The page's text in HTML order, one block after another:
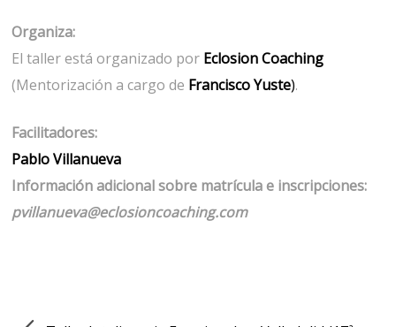
Organiza:
El taller está organizado por Eclosion Coaching
(Mentorización a cargo de Francisco Yuste).
Facilitadores:
Pablo Villanueva
Información adicional sobre matrícula e inscripciones:
pvillanueva@eclosioncoaching.com